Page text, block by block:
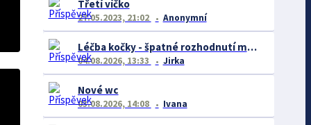
Třetí víčko
27.05.2023, 21:02 Anonymní
Léčba kočky - špatné rozhodnutí majitele
04.08.2026, 13:33 Jirka
Nové wc
03.08.2026, 14:08 Ivana